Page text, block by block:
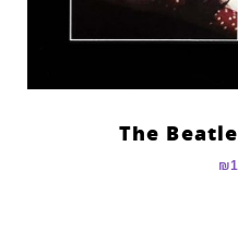
The
₪